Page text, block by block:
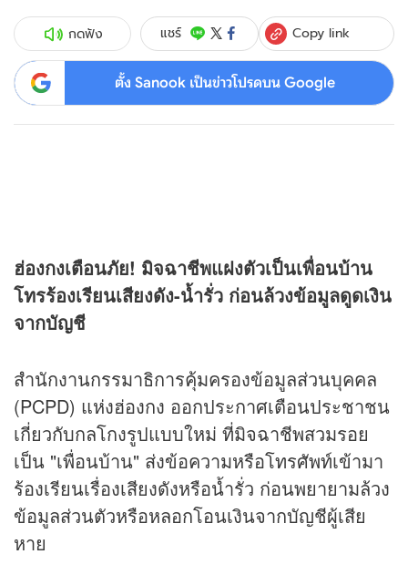
กดฟัง แชร์ Copy link
ตั้ง Sanook เป็นข่าวโปรดบน Google
ฮ่องกงเตือนภัย! มิจฉาชีพแฝงตัวเป็นเพื่อนบ้าน
โทรร้องเรียนเสียงดัง-น้ำรั่ว ก่อนล้วงข้อมูลดูดเงิน
จากบัญชี
สำนักงานกรรมาธิการคุ้มครองข้อมูลส่วนบุคคล
(PCPD) แห่งฮ่องกง ออกประกาศเตือนประชาชน
เกี่ยวกับกลโกงรูปแบบใหม่ ที่มิจฉาชีพสวมรอย
เป็น "เพื่อนบ้าน" ส่งข้อความหรือโทรศัพท์เข้ามา
ร้องเรียนเรื่องเสียงดังหรือน้ำรั่ว ก่อนพยายามล้วง
ข้อมูลส่วนตัวหรือหลอกโอนเงินจากบัญชีผู้เสีย
หาย